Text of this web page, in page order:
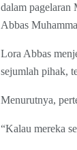
dalam pagelaran
Abbas
Lora Abbas
sejumlah pihak,
Menurutnya,
“Kalau mereka